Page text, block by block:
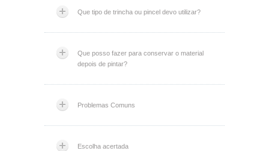
Que tipo de trincha ou pincel devo utilizar?
Que posso fazer para conservar o material
depois de pintar?
Problemas Comuns
Escolha acertada